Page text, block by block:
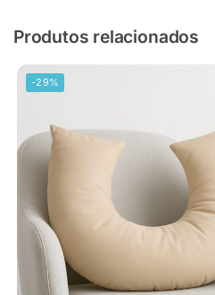
Produtos relacionados
-29%